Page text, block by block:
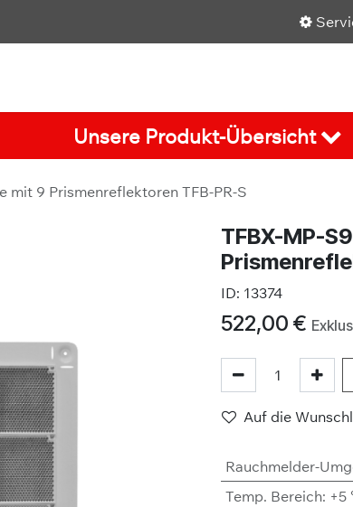
Unsere Produkt-Übersicht
mit 9 Prismenreflektoren TFB-PR-S
TFBX-MP-
ID: 13374
522,00 €
Auf die
Rauchmelder-
Temp. Bereich: +5